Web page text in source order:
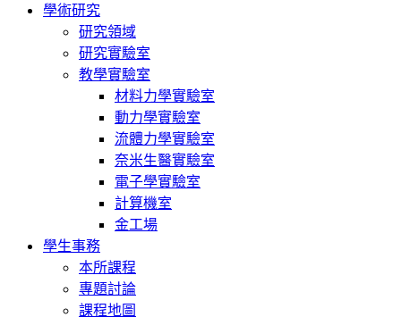
學術研究
研究領域
研究實驗室
教學實驗室
材料力學實驗室
動力學實驗室
流體力學實驗室
奈米生醫實驗室
電子學實驗室
計算機室
金工場
學生事務
本所課程
專題討論
課程地圖